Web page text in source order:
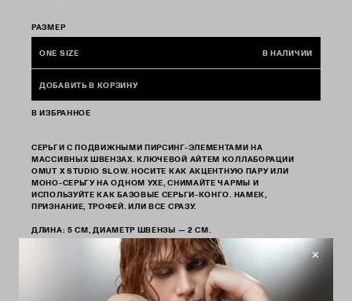
РАЗМЕР
ONE SIZE В НАЛИЧИИ
ДОБАВИТЬ В КОРЗИНУ
В ИЗБРАННОЕ
СЕРЬГИ С ПОДВИЖНЫМИ ПИРСИНГ-ЭЛЕМЕНТАМИ НА
МАССИВНЫХ ШВЕНЗАХ. КЛЮЧЕВОЙ АЙТЕМ КОЛЛАБОРАЦИИ
OMUT X STUDIO SLOW. НОСИТЕ КАК АКЦЕНТНУЮ ПАРУ ИЛИ
МОНО-СЕРЬГУ НА ОДНОМ УХЕ, СНИМАЙТЕ ЧАРМЫ И
ИСПОЛЬЗУЙТЕ КАК БАЗОВЫЕ СЕРЬГИ-КОНГО. НАМЕК,
ПРИЗНАНИЕ, ТРОФЕЙ. ИЛИ ВСЕ СРАЗУ.
ДЛИНА: 5 СМ, ДИАМЕТР ШВЕНЗЫ — 2 СМ.
ВЕС ПАРЫ: 24 ГР.